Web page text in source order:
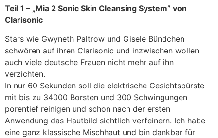
Teil 1 – „Mia 2 Sonic Skin Cleansing System” von
Clarisonic
Stars wie Gwyneth Paltrow und Gisele Bündchen
schwören auf ihren Clarisonic und inzwischen wollen
auch viele deutsche Frauen nicht mehr auf ihn
verzichten.
In nur 60 Sekunden soll die elektrische Gesichtsbürste
mit bis zu 34000 Borsten und 300 Schwingungen
porentief reinigen und schon nach der ersten
Anwendung das Hautbild sichtlich verfeinern. Ich habe
eine ganz klassische Mischhaut und bin dankbar für